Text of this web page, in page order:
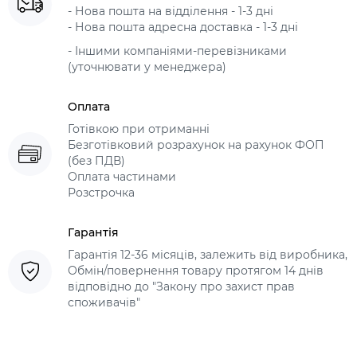
- Нова пошта на відділення - 1-3 дні
- Нова пошта адресна доставка - 1-3 дні
- Іншими компаніями-перевізниками
(уточнювати у менеджера)
Оплата
Готівкою при отриманні
Безготівковий розрахунок на рахунок ФОП
(без ПДВ)
Оплата частинами
Розстрочка
Гарантія
Гарантія 12-36 місяців, залежить від виробника,
Обмін/повернення товару протягом 14 днів
відповідно до "Закону про захист прав
споживачів"